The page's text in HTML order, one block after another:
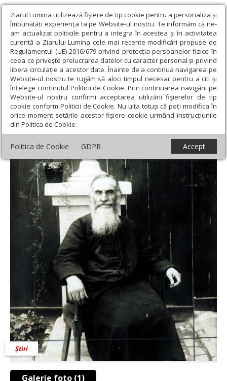
Ziarul Lumina utilizează fişiere de tip cookie pentru a personaliza și
îmbunătăți experiența ta pe Website-ul nostru. Te informăm că ne-
am actualizat politicile pentru a integra în acestea și în activitatea
curentă a Ziarului Lumina cele mai recente modificări propuse de
Regulamentul (UE) 2016/679 privind protecția persoanelor fizice în
ceea ce privește prelucrarea datelor cu caracter personal și privind
libera circulație a acestor date. Înainte de a continua navigarea pe
Website-ul nostru te rugăm să aloci timpul necesar pentru a citi și
înțelege conținutul Politicii de Cookie. Prin continuarea navigării pe
Website-ul nostru confirmi acceptarea utilizării fişierelor de tip
cookie conform Politicii de Cookie. Nu uita totuși că poți modifica în
orice moment setările acestor fişiere cookie urmând instrucțiunile
din Politica de Cookie.
Politica de Cookie GDPR Accept
Ziarul Lumina › Actualitate religioasă › Știri › Simpozion dedicat
lui Gala Galaction, la Mănăstirea Cernica
Simpozion dedicat lui Gala Galaction, la
Mănăstirea Cernica
Galerie foto (1)
Știri